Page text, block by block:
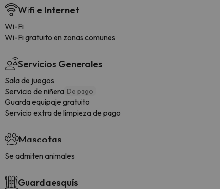
Wifi e Internet
Wi-Fi
Wi-Fi gratuito en zonas comunes
Servicios Generales
Sala de juegos
Servicio de niñera De pago
Guarda equipaje gratuito
Servicio extra de limpieza de pago
Mascotas
Se admiten animales
Guardaesquís